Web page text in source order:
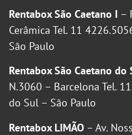
Rentabox São Caetano I –
Cerâmica Tel. 11
São Paulo
Rentabox São Caetano do
N.3060 – Barcelona Tel.
do Sul – São Paulo
Rentabox LIMÃO – Av.